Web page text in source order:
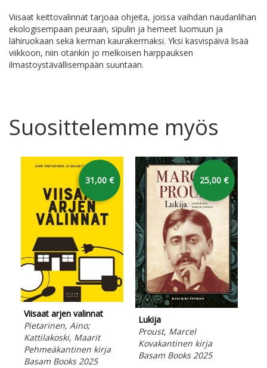
Viisaat keittovalinnat tarjoaa ohjeita, joissa vaihdan naudanlihan
ekologisempaan peuraan, sipulin ja herneet luomuun ja
lähiruokaan sekä kerman kaurakermaksi. Yksi kasvispäivä lisää
viikkoon, niin otankin jo melkoisen harppauksen
ilmastoystävällisempään suuntaan.
Suosittelemme myös
31,00 €
Viisaat arjen valinnat
Pietarinen, Aino;
Kattilakoski, Maarit
Pehmeäkantinen kirja
Basam Books 2025
25,00 €
Lukija
Proust, Marcel
Kovakantinen kirja
Basam Books 2025